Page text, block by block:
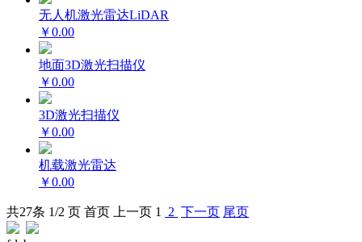
无人机激光雷达LiDAR
￥0.00
地面3D激光扫描仪
￥0.00
3D激光扫描仪
￥0.00
机载激光雷达
￥0.00
共27条 1/2 页 首页 上一页 1 2 下一页 尾页